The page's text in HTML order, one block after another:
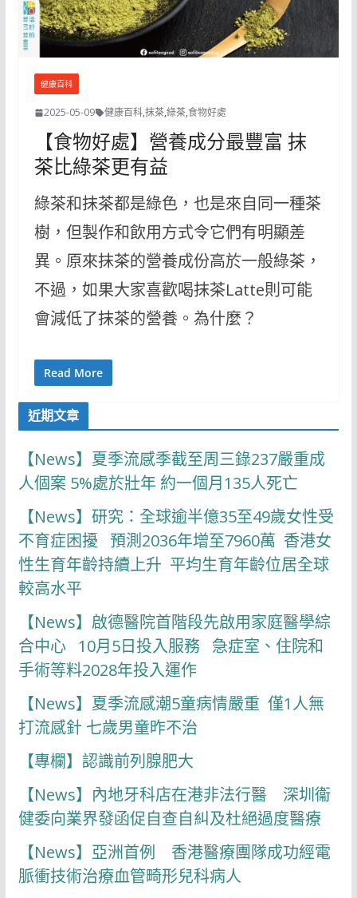
健康百科
2025-05-09 健康百科,抹茶,綠茶,食物好處
【食物好處】營養成分最豐富 抹
茶比綠茶更有益
綠茶和抹茶都是綠色，也是來自同一種茶
樹，但製作和飲用方式令它們有明顯差
異。原來抹茶的營養成份高於一般綠茶，
不過，如果大家喜歡喝抹茶Latte則可能
會減低了抹茶的營養。為什麼？
Read More
近期文章
【News】夏季流感季截至周三錄237嚴重成
人個案 5%處於壯年 約一個月135人死亡
【News】研究：全球逾半億35至49歲女性受
不育症困擾 預測2036年增至7960萬 香港女
性生育年齡持續上升 平均生育年齡位居全球
較高水平
【News】啟德醫院首階段先啟用家庭醫學綜
合中心 10月5日投入服務 急症室、住院和
手術等料2028年投入運作
【News】夏季流感潮5童病情嚴重 僅1人無
打流感針 七歲男童昨不治
【專欄】認識前列腺肥大
【News】內地牙科店在港非法行醫 深圳衞
健委向業界發函促自查自糾及杜絕過度醫療
【News】亞洲首例 香港醫療團隊成功經電
脈衝技術治療血管畸形兒科病人